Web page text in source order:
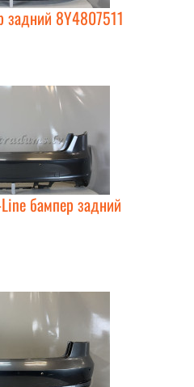
8Y4807511
бампер задний